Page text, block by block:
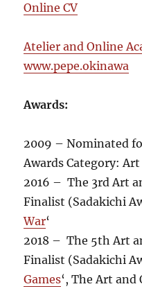
Online CV
Atelier and Online
www.pepe.okinawa
Awards:
2009 – Nominated
Awards Category: Art
2016 – The 3rd Art
Finalist (Sadakichi
War‘
2018 – The 5th Art
Finalist (Sadakichi
Games‘, The Art